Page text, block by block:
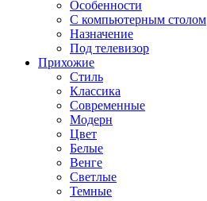
Особенности
С компьютерным столом
Назначение
Под телевизор
Прихожие
Стиль
Классика
Современные
Модерн
Цвет
Белые
Венге
Светлые
Темные